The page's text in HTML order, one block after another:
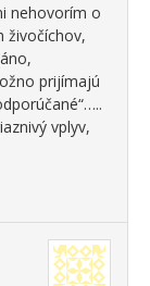
nehovorím o
živočíchov,
prijímajú
vplyv,